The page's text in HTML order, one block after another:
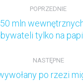
POPRZEDNIE
wpis:
50 mln
tylko na
NASTĘPNE
Następny
po rzezi